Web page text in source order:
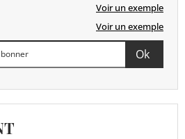
Voir un exemple
Voir un exemple